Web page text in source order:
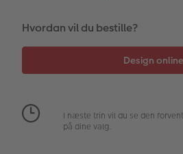
Fotopanel
Velkomstskilt
Tilbehør
Inspiration til
Hvordan vil du bestille?
I næste trin vil du se den
på dine valg.